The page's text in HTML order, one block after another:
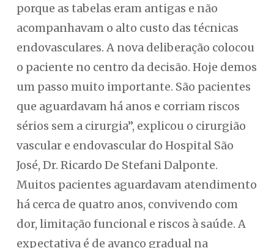
porque as tabelas eram antigas e não
acompanhavam o alto custo das técnicas
endovasculares. A nova deliberação colocou
o paciente no centro da decisão. Hoje demos
um passo muito importante. São pacientes
que aguardavam há anos e corriam riscos
sérios sem a cirurgia”, explicou o cirurgião
vascular e endovascular do Hospital São
José, Dr. Ricardo De Stefani Dalponte.
Muitos pacientes aguardavam atendimento
há cerca de quatro anos, convivendo com
dor, limitação funcional e riscos à saúde. A
expectativa é de avanço gradual na